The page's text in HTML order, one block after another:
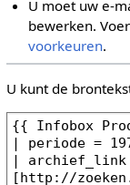
U moet uw e-
bewerken.
voorkeuren.
U kunt de